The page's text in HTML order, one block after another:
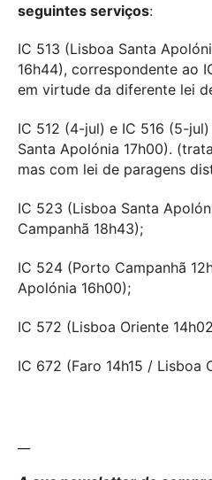
seguintes serviços:
IC 513 (Lisboa Santa
16h44), correspondente ao
em virtude da diferente lei
IC 512 (4-jul) e IC 516 (5-
Santa Apolónia 17h00).
mas com lei de paragens
IC 523 (Lisboa Santa
Campanhã 18h43);
IC 524 (Porto Campanhã
Apolónia 16h00);
IC 572 (Lisboa Oriente
IC 672 (Faro 14h15 / Lisboa